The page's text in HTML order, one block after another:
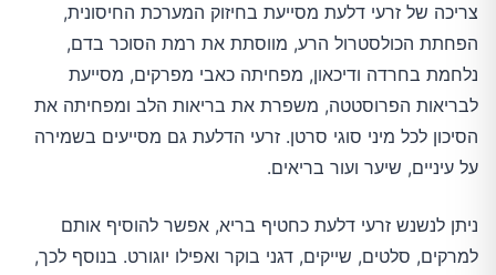
צריכה של זרעי דלעת מסייעת בחיזוק המערכת החיסונית,
הפחתת הכולסטרול הרע, מווסתת את רמת הסוכר בדם,
נלחמת בחרדה ודיכאון, מפחיתה כאבי מפרקים, מסייעת
לבריאות הפרוסטטה, משפרת את בריאות הלב ומפחיתה את
הסיכון לכל מיני סוגי סרטן. זרעי הדלעת גם מסייעים בשמירה
על עיניים, שיער ועור בריאים.
ניתן לנשנש זרעי דלעת כחטיף בריא, אפשר להוסיף אותם
למרקים, סלטים, שייקים, דגני בוקר ואפילו יוגורט. בנוסף לכך,